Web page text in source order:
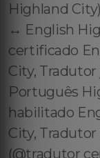
Highland
↔️ English
certificado
City,
Português
habilitado
City,
(@tradutor